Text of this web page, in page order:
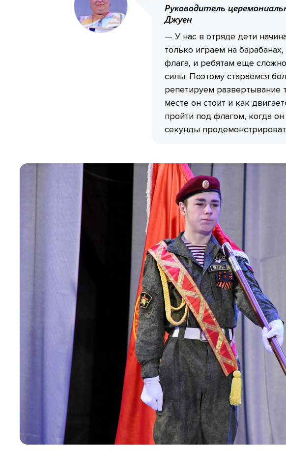
Руководитель
Джуен
— У нас в отряде дети
только играем на
флага, и ребятам еще
силы. Поэтому стараемся
репетируем развертывание
месте он стоит и как
пройти под флагом, когда
секунды